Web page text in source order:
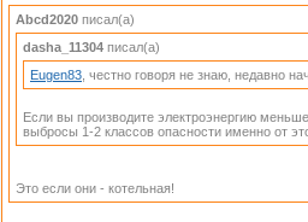
Abcd2020 писал(а)
dasha_11304 писал(а)
Eugen83 , честно говоря не знаю, недавно
Если вы производите электроэнергию
выбросы 1-2 классов опасности именно от
Это если они - котельная!